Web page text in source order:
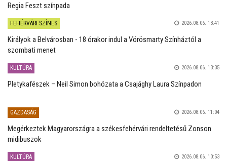
Regia Feszt színpada
FEHÉRVÁRI SZÍNES 2026.08.06. 13:41
Királyok a Belvárosban - 18 órakor indul a Vörösmarty Színháztól a
szombati menet
KULTÚRA 2026.08.06. 13:35
Pletykafészek – Neil Simon bohózata a Csajághy Laura Színpadon
GAZDASÁG 2026.08.06. 11:04
Megérkeztek Magyarországra a székesfehérvári rendeltetésű Zonson
midibuszok
KULTÚRA 2026.08.06. 10:53